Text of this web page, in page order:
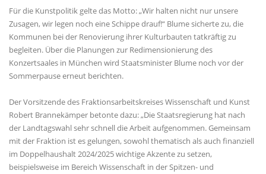
Für die Kunstpolitik gelte das Motto: „Wir halten nicht nur unsere
Zusagen, wir legen noch eine Schippe drauf!“ Blume sicherte zu, die
Kommunen bei der Renovierung ihrer Kulturbauten tatkräftig zu
begleiten. Über die Planungen zur Redimensionierung des
Konzertsaales in München wird Staatsminister Blume noch vor der
Sommerpause erneut berichten.
Der Vorsitzende des Fraktionsarbeitskreises Wissenschaft und Kunst
Robert Brannekämper betonte dazu: „Die Staatsregierung hat nach
der Landtagswahl sehr schnell die Arbeit aufgenommen. Gemeinsam
mit der Fraktion ist es gelungen, sowohl thematisch als auch finanziell
im Doppelhaushalt 2024/2025 wichtige Akzente zu setzen,
beispielsweise im Bereich Wissenschaft in der Spitzen- und